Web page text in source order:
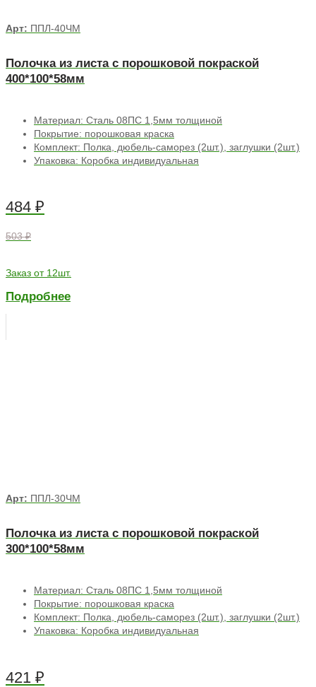
Арт: ППЛ-40ЧМ
Полочка из листа с порошковой покраской
400*100*58мм
Материал: Сталь 08ПС 1,5мм толщиной
Покрытие: порошковая краска
Комплект: Полка, дюбель-саморез (2шт.), заглушки (2шт.)
Упаковка: Коробка индивидуальная
484 ₽
503 ₽
Заказ от 12шт.
Подробнее
Арт: ППЛ-30ЧМ
Полочка из листа с порошковой покраской
300*100*58мм
Материал: Сталь 08ПС 1,5мм толщиной
Покрытие: порошковая краска
Комплект: Полка, дюбель-саморез (2шт.), заглушки (2шт.)
Упаковка: Коробка индивидуальная
421 ₽